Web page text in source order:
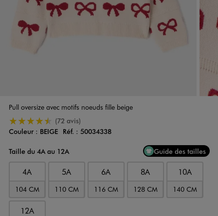
Pull oversize avec motifs noeuds fille beige
4.5/5 de moyenne
(72 avis)
Couleur
Couleur : BEIGE Réf. : 50034338
Taille du 4A au 12A
Guide des tailles
4A
104 CM
5A
110 CM
6A
116 CM
8A
128 CM
10A
140 CM
12A